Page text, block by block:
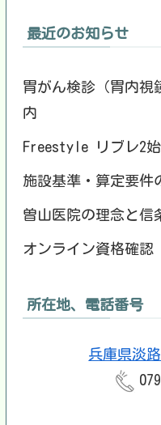
最近のお知らせ
胃がん検診（胃内視
内
Freestyle リブレ2
施設基準・算定要件
曽山医院の理念と信
オンライン資格確認
所在地、電話番号
兵庫県淡